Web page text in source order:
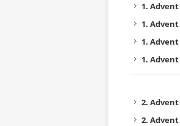
1. Advent
1. Advent
1. Advent
1. Advent
2. Advent
2. Advent